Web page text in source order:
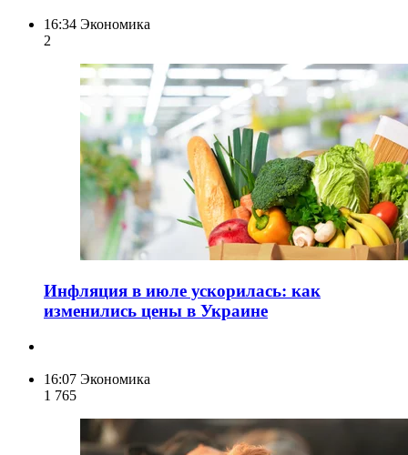
16:34 Экономика
2
Инфляция в июле ускорилась: как
изменились цены в Украине
16:07 Экономика
1 765